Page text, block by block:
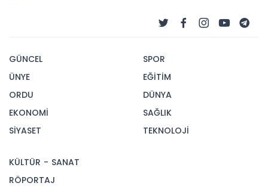
GÜNCEL
ÜNYE
ORDU
EKONOMİ
SİYASET
SPOR
EĞİTİM
DÜNYA
SAĞLIK
TEKNOLOJİ
KÜLTÜR - SANAT
RÖPORTAJ